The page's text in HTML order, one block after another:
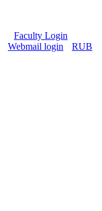
Faculty Login
Webmail login
RUB